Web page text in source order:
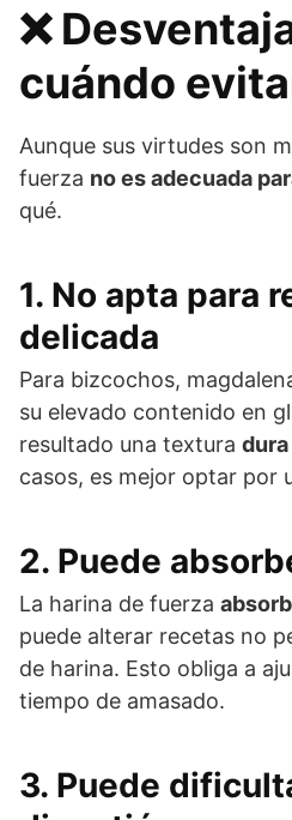
❌
cuándo
Aunque sus virtudes son
fuerza no es adecuada
qué.
1. No apta para
delicada
Para bizcochos,
su elevado contenido en
resultado una textura
casos, es mejor optar por
2. Puede
La harina de fuerza
puede alterar recetas no
de harina. Esto obliga a
tiempo de amasado.
3. Puede